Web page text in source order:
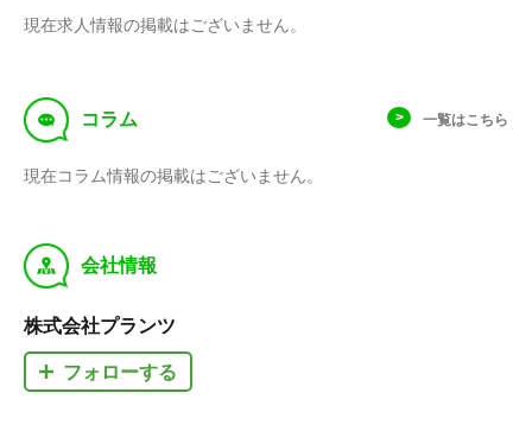
現在求人情報の掲載はございません。
f コラム 一覧はこちら
現在コラム情報の掲載はございません。
y 会社情報
株式会社プランツ
フォローする